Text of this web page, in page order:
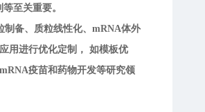
至关重要。
备、质粒线性化、mRNA体外
用进行优化定制， 如模板优
疫苗和药物开发等研究领